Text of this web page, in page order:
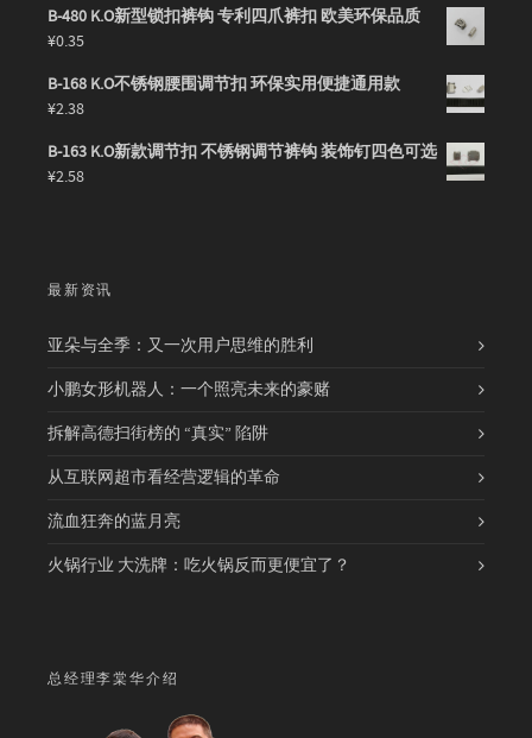
B-480 K.O新型锁扣裤钩 专利四爪裤扣 欧美环保品质
¥0.35
B-168 K.O不锈钢腰围调节扣 环保实用便捷通用款
¥2.38
B-163 K.O新款调节扣 不锈钢调节裤钩 装饰钉四色可选
¥2.58
最新资讯
亚朵与全季：又一次用户思维的胜利
小鹏女形机器人：一个照亮未来的豪赌
拆解高德扫街榜的 “真实” 陷阱
从互联网超市看经营逻辑的革命
流血狂奔的蓝月亮
火锅行业 大洗牌：吃火锅反而更便宜了？
总经理李棠华介绍